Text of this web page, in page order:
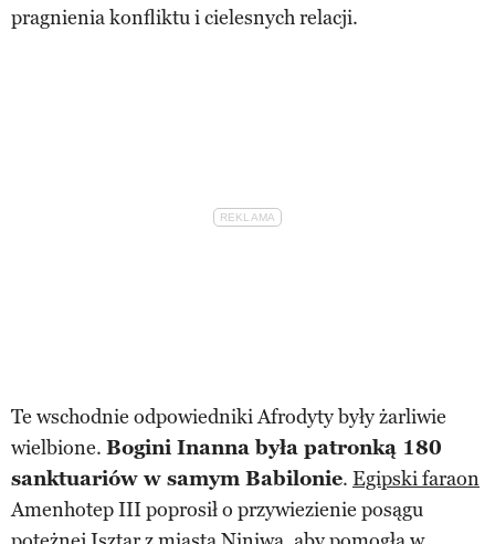
pragnienia konfliktu i cielesnych relacji.
Te wschodnie odpowiedniki Afrodyty były żarliwie
wielbione. Bogini Inanna była patronką 180
sanktuariów w samym Babilonie. Egipski faraon
Amenhotep III poprosił o przywiezienie posągu